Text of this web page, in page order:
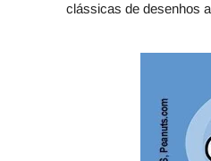
clássicas de desenhos